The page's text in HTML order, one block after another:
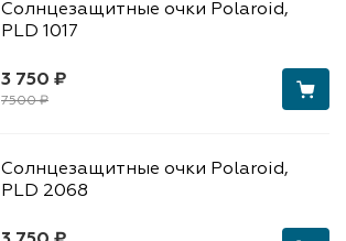
3 750 ₽
7500 ₽
Солнцезащитные очки Polaroid,
PLD 1017
Солнцезащитные очки Polaroid,
PLD 2068